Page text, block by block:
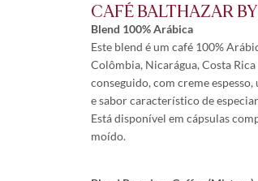
CAFÉ BALTHAZAR
Blend 100% Arábica
Este blend é um café 100%
Colômbia, Nicarágua, Costa
conseguido, com creme
e sabor característico de
Está disponível em cápsulas
moído.